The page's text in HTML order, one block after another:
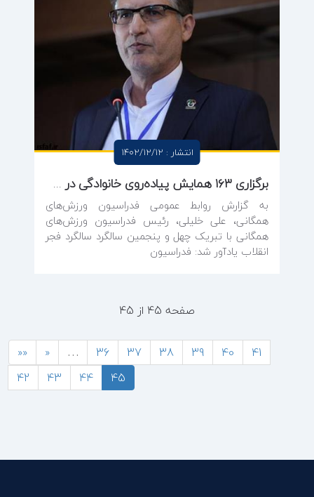
انتشار : 1402/12/12
برگزاری ۱۶۳ همایش پیاده‌روی خانوادگی در سراسر کشور به مناسبت پیروزی انقلاب اسلامی
به گزارش روابط عمومی فدراسیون ورزش‌های
همگانی، علی خلیلی، رئیس فدراسیون ورزش‌های
همگانی با تبریک چهل و پنجمین سالگرد سالگرد فجر
انقلاب یادآور شد:‌ فدراسیون
صفحه 45 از 45
«« « … 36 37 38 39 40
41
42
43 44 45